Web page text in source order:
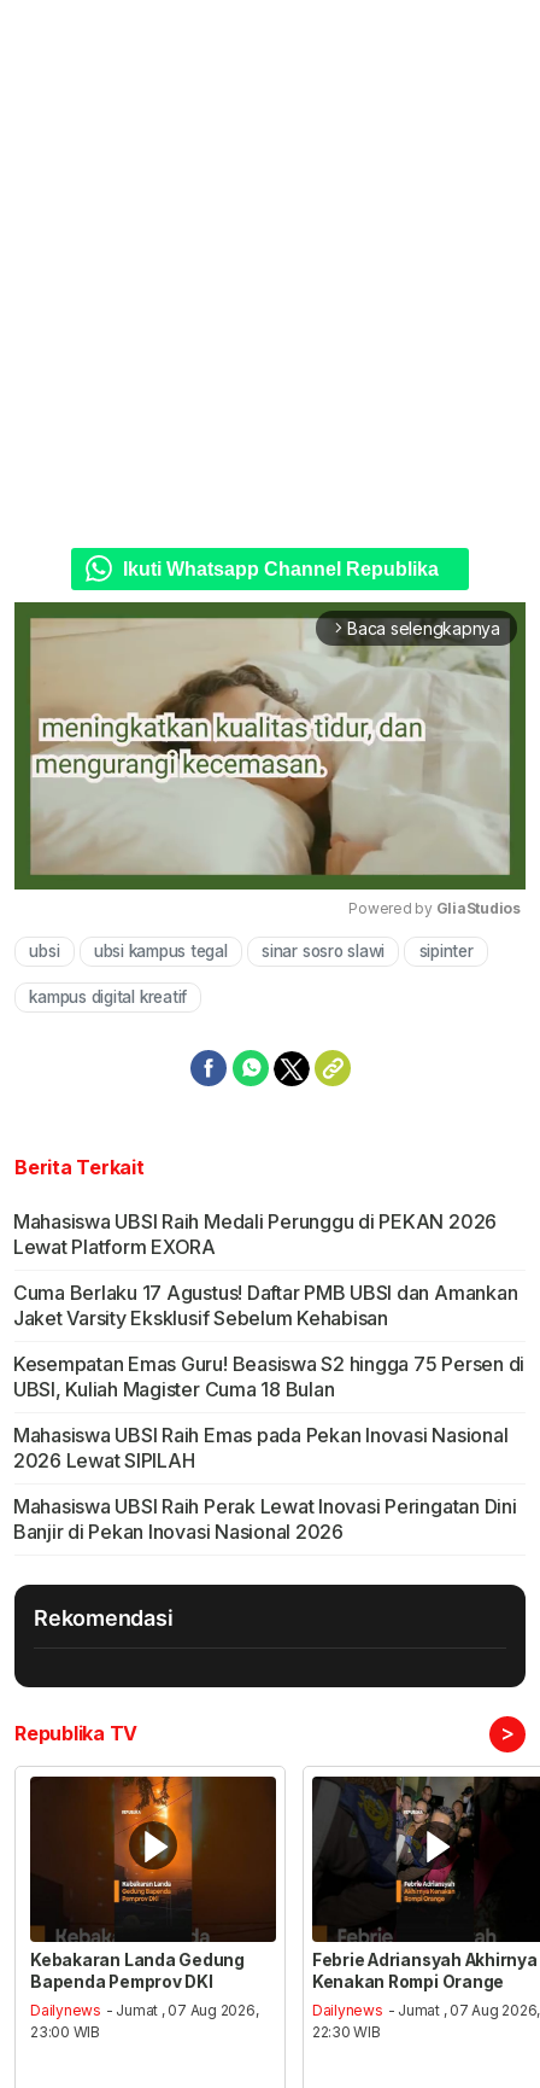
Ikuti Whatsapp Channel Republika
arrow_forward_ios Baca selengkapnya
Mute
Powered by GliaStudios
ubsi ubsi kampus tegal sinar sosro slawi sipinter
kampus digital kreatif
Berita Terkait
Mahasiswa UBSI Raih Medali Perunggu di PEKAN 2026
Lewat Platform EXORA
Cuma Berlaku 17 Agustus! Daftar PMB UBSI dan Amankan
Jaket Varsity Eksklusif Sebelum Kehabisan
Kesempatan Emas Guru! Beasiswa S2 hingga 75 Persen di
UBSI, Kuliah Magister Cuma 18 Bulan
Mahasiswa UBSI Raih Emas pada Pekan Inovasi Nasional
2026 Lewat SIPILAH
Mahasiswa UBSI Raih Perak Lewat Inovasi Peringatan Dini
Banjir di Pekan Inovasi Nasional 2026
Rekomendasi
Republika TV >
Kebakaran Landa Gedung
Bapenda Pemprov DKI
Dailynews - Jumat , 07 Aug 2026,
23:00 WIB
Febrie Adriansyah Akhirnya
Kenakan Rompi Orange
Dailynews - Jumat , 07 Aug 2026,
22:30 WIB